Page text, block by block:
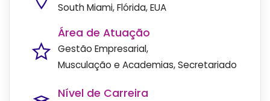
South Miami, Flórida, EUA
Área de Atuação
Gestão Empresarial
Musculação e Academias Secretariado
Nível de Carreira